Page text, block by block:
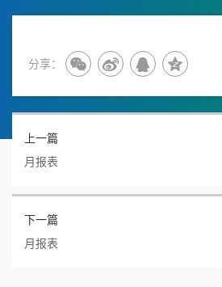
分享：
上一篇
月报表
下一篇
月报表